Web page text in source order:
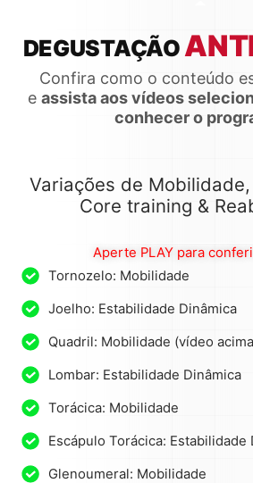
DEGUSTAÇÃO
Confira como o conteúdo
e assista aos vídeos
conhecer o
Variações de
Core training &
Aperte PLAY para
Tornozelo: Mobilidade
Joelho: Estabilidade Dinâmica
Quadril: Mobilidade (vídeo
Lombar: Estabilidade Dinâmica
Torácica: Mobilidade
Escápulo Torácica: Estabilidade
Glenoumeral: Mobilidade